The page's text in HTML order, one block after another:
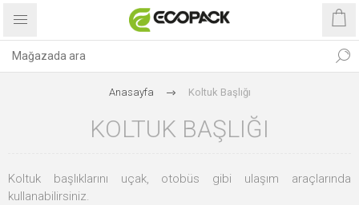
Anasayfa Koltuk Başlığı
KOLTUK BAŞLIĞI
Koltuk başlıklarını uçak, otobüs gibi ulaşım araçlarında
kullanabilirsiniz.